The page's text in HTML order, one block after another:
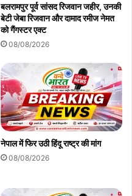
बलरामपुर पूर्व सांसद रिजवान जहीर, उनकी
बेटी जेबा रिजवान और दामाद रमीज नेमत
को गैंगस्टर एक्ट
08/08/2026
नेपाल में फिर उठी हिंदू राष्ट्र की मांग
08/08/2026